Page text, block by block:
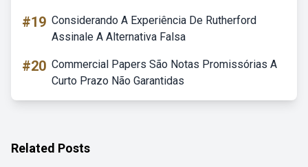
#19 Considerando A Experiência De Rutherford
Assinale A Alternativa Falsa
#20 Commercial Papers São Notas Promissórias A
Curto Prazo Não Garantidas
Related Posts